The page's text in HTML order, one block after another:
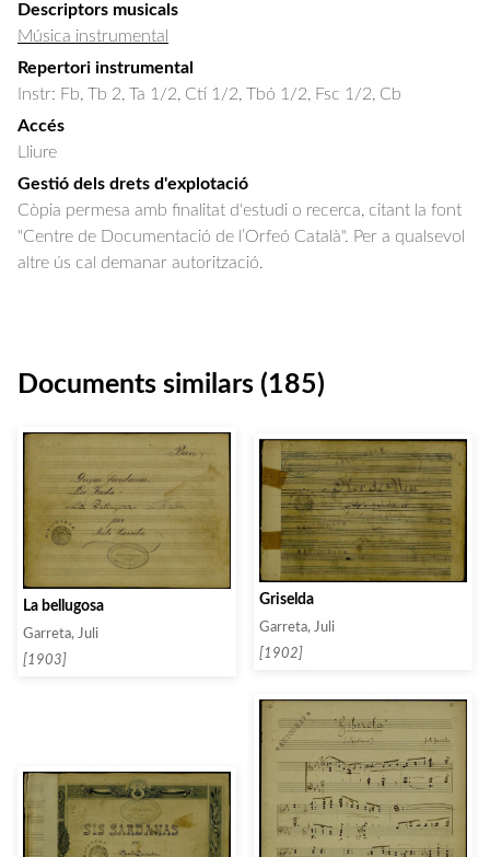
Descriptors musicals
Música instrumental
Repertori instrumental
Instr: Fb, Tb 2, Ta 1/2, Ctí 1/2, Tbó 1/2, Fsc 1/2, Cb
Accés
Lliure
Gestió dels drets d'explotació
Còpia permesa amb finalitat d'estudi o recerca, citant la font
"Centre de Documentació de l’Orfeó Català". Per a qualsevol
altre ús cal demanar autorització.
Documents similars (185)
La bellugosa
Garreta, Juli
[1903]
Griselda
Garreta, Juli
[1902]